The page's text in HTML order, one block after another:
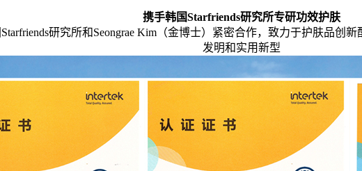
携手韩国Starfriends研究所专研功效护肤
Starfriends研究所和Seongrae Kim（金博士）紧密合作，致力于护肤品创
发明和实用新型